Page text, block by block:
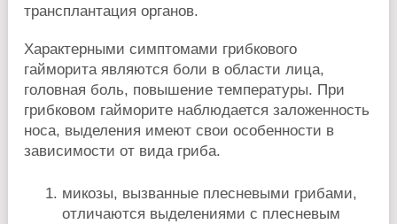
трансплантация органов.
Характерными симптомами грибкового
гайморита являются боли в области лица,
головная боль, повышение температуры. При
грибковом гайморите наблюдается заложенность
носа, выделения имеют свои особенности в
зависимости от вида гриба.
микозы, вызванные плесневыми грибами,
отличаются выделениями с плесневым